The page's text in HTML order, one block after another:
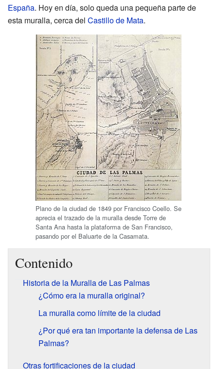
España. Hoy en día, solo queda una pequeña parte de
esta muralla, cerca del Castillo de Mata.
Plano de la ciudad de 1849 por Francisco Coello. Se
aprecia el trazado de la muralla desde Torre de
Santa Ana hasta la plataforma de San Francisco,
pasando por el Baluarte de la Casamata.
Contenido
Historia de la Muralla de Las Palmas
¿Cómo era la muralla original?
La muralla como límite de la ciudad
¿Por qué era tan importante la defensa de Las
Palmas?
Otras fortificaciones de la ciudad